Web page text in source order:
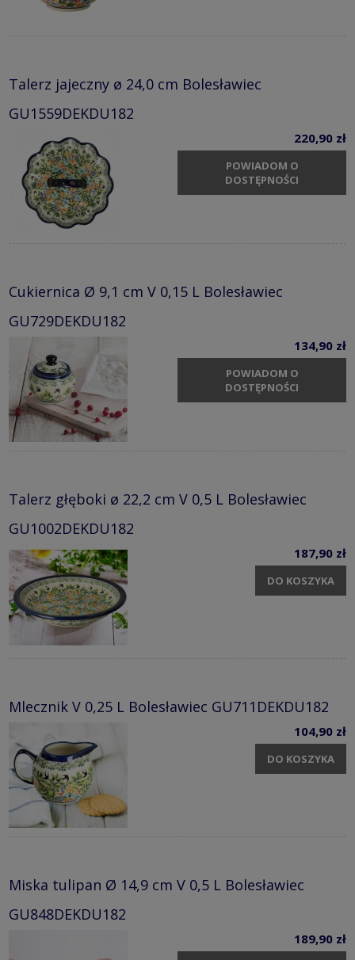
Talerz jajeczny ø 24,0 cm Bolesławiec
GU1559DEKDU182
220,90 zł
POWIADOM O
DOSTĘPNOŚCI
Cukiernica Ø 9,1 cm V 0,15 L Bolesławiec
GU729DEKDU182
134,90 zł
POWIADOM O
DOSTĘPNOŚCI
Talerz głęboki ø 22,2 cm V 0,5 L Bolesławiec
GU1002DEKDU182
187,90 zł
DO KOSZYKA
Mlecznik V 0,25 L Bolesławiec GU711DEKDU182
104,90 zł
DO KOSZYKA
Miska tulipan Ø 14,9 cm V 0,5 L Bolesławiec
GU848DEKDU182
189,90 zł